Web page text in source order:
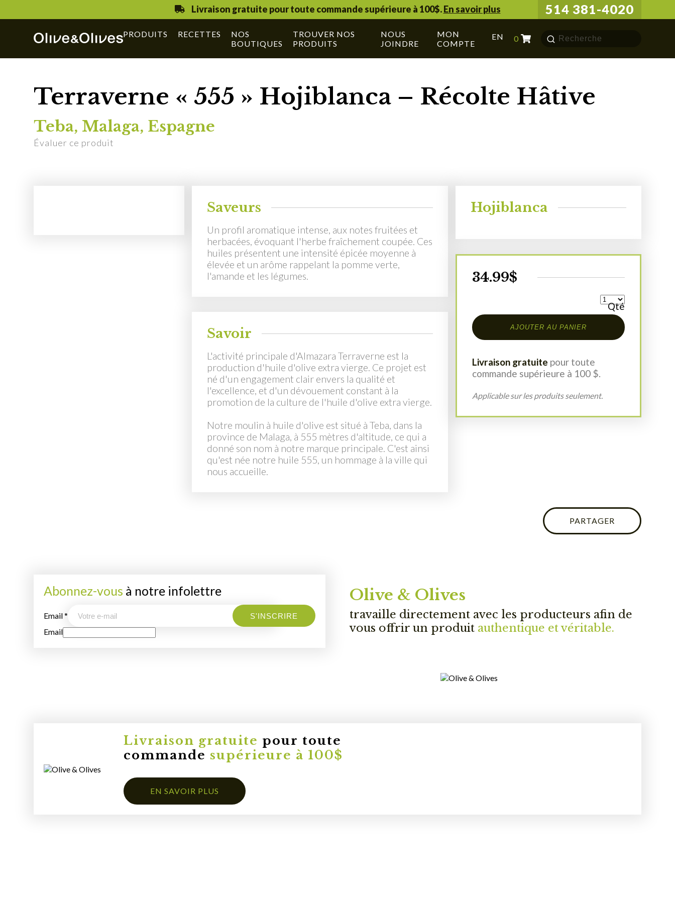
Livraison gratuite pour toute commande supérieure à 100$.En savoir plus 514 381-4020
PRODUITS RECETTES
NOS
BOUTIQUES
TROUVER NOS
PRODUITS
NOUS
JOINDRE
MON
COMPTE
EN 0
Chercher
pour:
Terraverne « 555 » Hojiblanca – Récolte Hâtive
Teba, Malaga, Espagne
Évaluer ce produit
Saveurs
Un profil aromatique intense, aux notes fruitées et
herbacées, évoquant l'herbe fraîchement coupée. Ces
huiles présentent une intensité épicée moyenne à
élevée et un arôme rappelant la pomme verte,
l'amande et les légumes.
Savoir
L'activité principale d'Almazara Terraverne est la
production d'huile d'olive extra vierge. Ce projet est
né d'un engagement clair envers la qualité et
l'excellence, et d'un dévouement constant à la
promotion de la culture de l'huile d'olive extra vierge.
Notre moulin à huile d'olive est situé à Teba, dans la
province de Malaga, à 555 mètres d'altitude, ce qui a
donné son nom à notre marque principale. C'est ainsi
qu'est née notre huile 555, un hommage à la ville qui
nous accueille.
Hojiblanca
34.99$
Qté
AJOUTER AU PANIER
Livraison gratuite pour toute
commande supérieure à 100 $.
Applicable sur les produits seulement.
PARTAGER
Abonnez-vous à notre infolettre
Email*
Email
S'INSCRIRE
Olive & Olives
travaille directement avec les producteurs afin de
vous offrir un produit authentique et véritable.
Livraison gratuite pour toute
commande supérieure à 100$
EN SAVOIR PLUS